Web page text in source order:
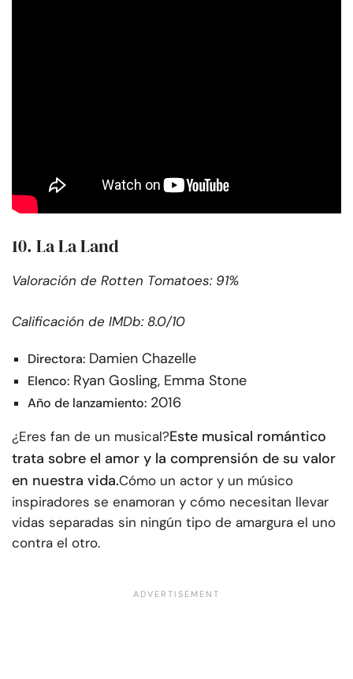
10. La La Land
Valoración de Rotten Tomatoes: 91%
Calificación de IMDb: 8.0/10
Directora: Damien Chazelle
Elenco: Ryan Gosling, Emma Stone
Año de lanzamiento: 2016
¿Eres fan de un musical?Este musical romántico
trata sobre el amor y la comprensión de su valor
en nuestra vida.Cómo un actor y un músico
inspiradores se enamoran y cómo necesitan llevar
vidas separadas sin ningún tipo de amargura el uno
contra el otro.